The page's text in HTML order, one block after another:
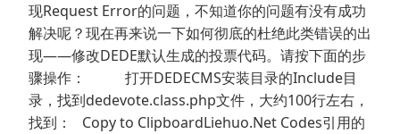
现Request Error的问题，不知道你的问题有没有成功
解决呢？现在再来说一下如何彻底的杜绝此类错误的出
现——修改DEDE默认生成的投票代码。请按下面的步
骤操作： 打开DEDECMS安装目录的Include目
录，找到dedevote.class.php文件，大约100行左右，
找到： Copy to ClipboardLiehuo.Net Codes引用的